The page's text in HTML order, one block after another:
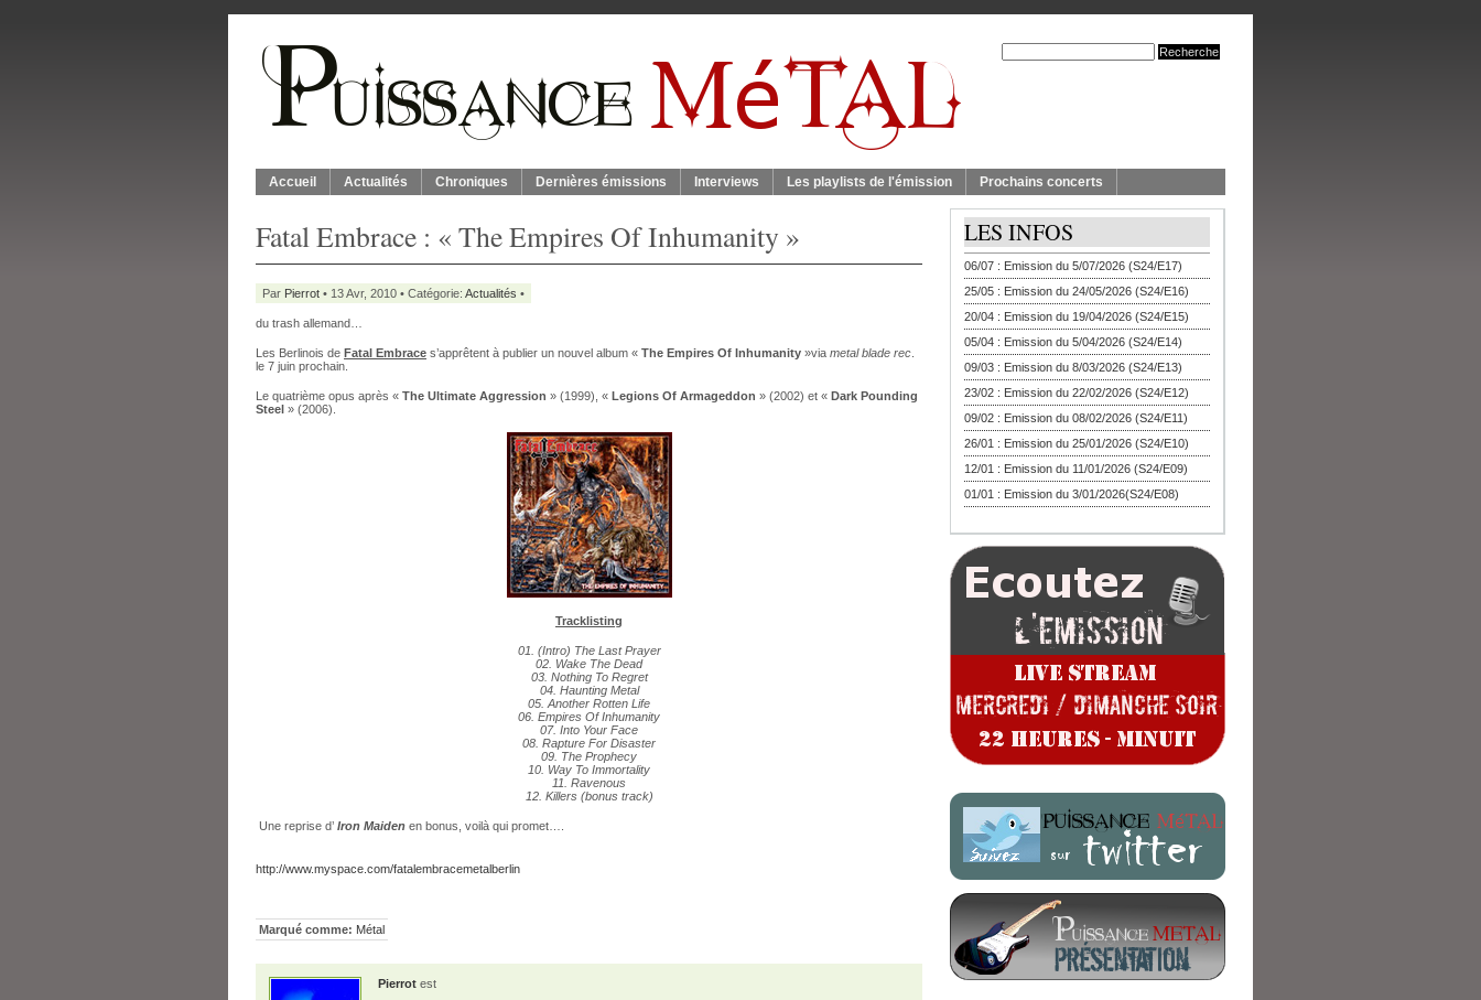
Accueil Actualités Chroniques Dernières émissions Interviews Les playlists de l'émission Prochains concerts
Fatal Embrace : « The Empires Of Inhumanity »
Par Pierrot • 13 Avr, 2010 • Catégorie: Actualités •
du trash allemand…
Les Berlinois de Fatal Embrace s’apprêtent à publier un nouvel album « The Empires Of Inhumanity »via metal blade rec
le 7 juin prochain.
Le quatrième opus après « The Ultimate Aggression » (1999), « Legions Of Armageddon » (2002) et « Dark Pounding
Steel » (2006).
Tracklisting
01. (Intro) The Last Prayer
02. Wake The Dead
03. Nothing To Regret
04. Haunting Metal
05. Another Rotten Life
06. Empires Of Inhumanity
07. Into Your Face
08. Rapture For Disaster
09. The Prophecy
10. Way To Immortality
11. Ravenous
12. Killers (bonus track)
Une reprise d’ Iron Maiden en bonus, voilà qui promet….
http://www.myspace.com/fatalembracemetalberlin
Marqué comme: Métal
Pierrot est
LES INFOS
06/07 : Emission du 5/07/2026 (S24/E17)
25/05 : Emission du 24/05/2026 (S24/E16)
20/04 : Emission du 19/04/2026 (S24/E15)
05/04 : Emission du 5/04/2026 (S24/E14)
09/03 : Emission du 8/03/2026 (S24/E13)
23/02 : Emission du 22/02/2026 (S24/E12)
09/02 : Emission du 08/02/2026 (S24/E11)
26/01 : Emission du 25/01/2026 (S24/E10)
12/01 : Emission du 11/01/2026 (S24/E09)
01/01 : Emission du 3/01/2026(S24/E08)